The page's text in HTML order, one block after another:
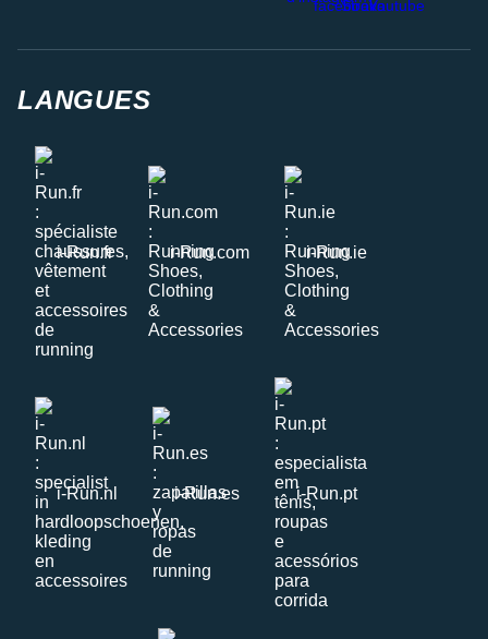
LANGUES
i-Run.fr i-Run.com i-Run.ie
i-Run.nl i-Run.es i-Run.pt